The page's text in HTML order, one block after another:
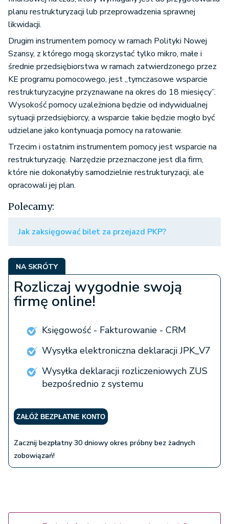
planu restrukturyzacji lub przeprowadzenia sprawnej
likwidacji.
Drugim instrumentem pomocy w ramach Polityki Nowej
Szansy, z którego mogą skorzystać tylko mikro, małe i
średnie przedsiębiorstwa w ramach zatwierdzonego przez
KE programu pomocowego, jest „tymczasowe wsparcie
restrukturyzacyjne przyznawane na okres do 18 miesięcy”.
Wysokość pomocy uzależniona będzie od indywidualnej
sytuacji przedsiębiorcy, a wsparcie takie będzie mogło być
udzielane jako kontynuacja pomocy na ratowanie.
Trzecim i ostatnim instrumentem pomocy jest wsparcie na
restrukturyzację. Narzędzie przeznaczone jest dla firm,
które nie dokonałyby samodzielnie restrukturyzacji, ale
opracowali jej plan.
Polecamy:
Jak zaksięgować bilet za przejazd PKP?
NA SKRÓTY
Rozliczaj wygodnie swoją
firmę online!
Księgowość - Fakturowanie - CRM
Wysyłka elektroniczna deklaracji JPK_V7
Wysyłka deklaracji rozliczeniowych ZUS
bezpośrednio z systemu
ZAŁÓŻ BEZPŁATNE KONTO
Zacznij bezpłatny 30 dniowy okres próbny bez żadnych
zobowiązań!